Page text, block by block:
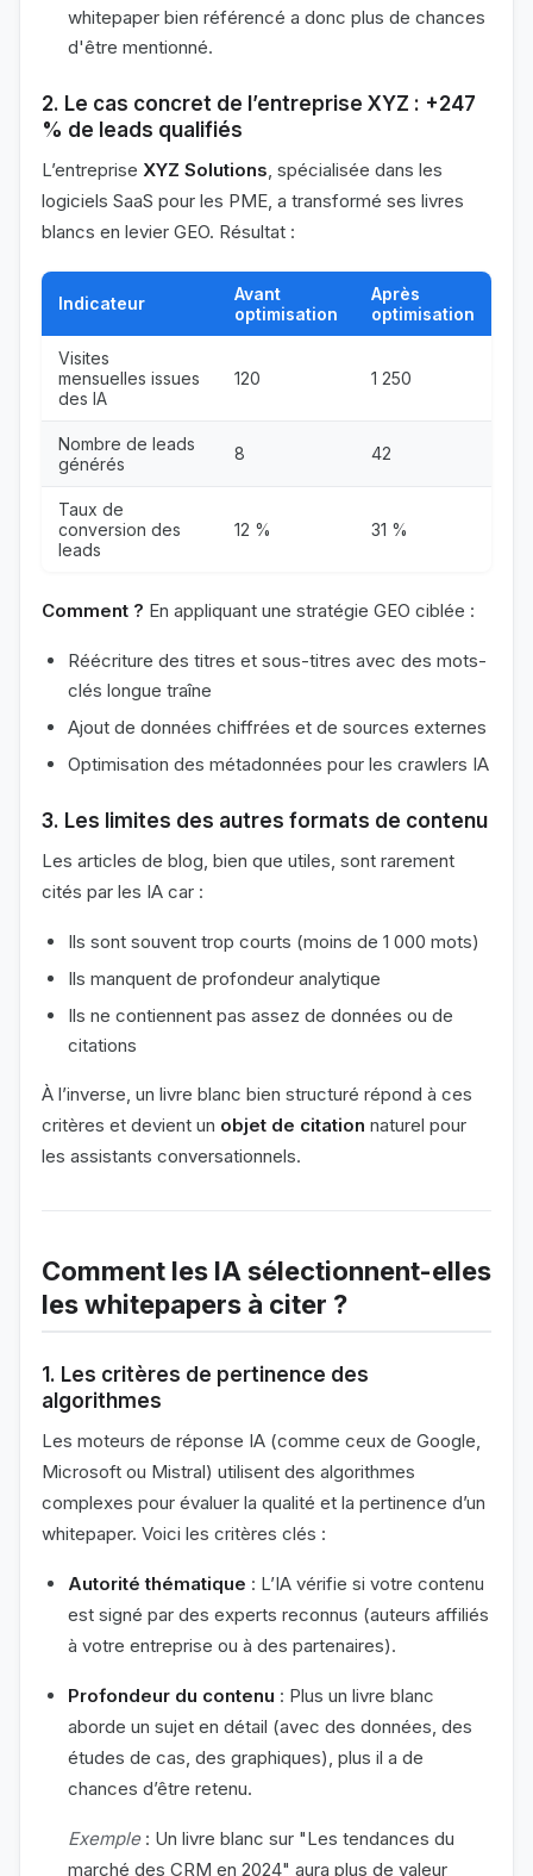
whitepaper bien référencé a donc plus de chances
d'être mentionné.
2. Le cas concret de l’entreprise XYZ : +247
% de leads qualifiés
L’entreprise XYZ Solutions, spécialisée dans les
logiciels SaaS pour les PME, a transformé ses livres
blancs en levier GEO. Résultat :
Indicateur
Avant
optimisation
Après
optimisation
Visites
mensuelles issues
des IA
120 1 250
Nombre de leads
générés
8 42
Taux de
conversion des
leads
12 % 31 %
Comment ? En appliquant une stratégie GEO ciblée :
Réécriture des titres et sous-titres avec des mots-
clés longue traîne
Ajout de données chiffrées et de sources externes
Optimisation des métadonnées pour les crawlers IA
3. Les limites des autres formats de contenu
Les articles de blog, bien que utiles, sont rarement
cités par les IA car :
Ils sont souvent trop courts (moins de 1 000 mots)
Ils manquent de profondeur analytique
Ils ne contiennent pas assez de données ou de
citations
À l’inverse, un livre blanc bien structuré répond à ces
critères et devient un objet de citation naturel pour
les assistants conversationnels.
Comment les IA sélectionnent-elles
les whitepapers à citer ?
1. Les critères de pertinence des
algorithmes
Les moteurs de réponse IA (comme ceux de Google,
Microsoft ou Mistral) utilisent des algorithmes
complexes pour évaluer la qualité et la pertinence d’un
whitepaper. Voici les critères clés :
Autorité thématique : L’IA vérifie si votre contenu
est signé par des experts reconnus (auteurs affiliés
à votre entreprise ou à des partenaires).
Profondeur du contenu : Plus un livre blanc
aborde un sujet en détail (avec des données, des
études de cas, des graphiques), plus il a de
chances d’être retenu.
Exemple: Un livre blanc sur "Les tendances du
marché des CRM en 2024" aura plus de valeur